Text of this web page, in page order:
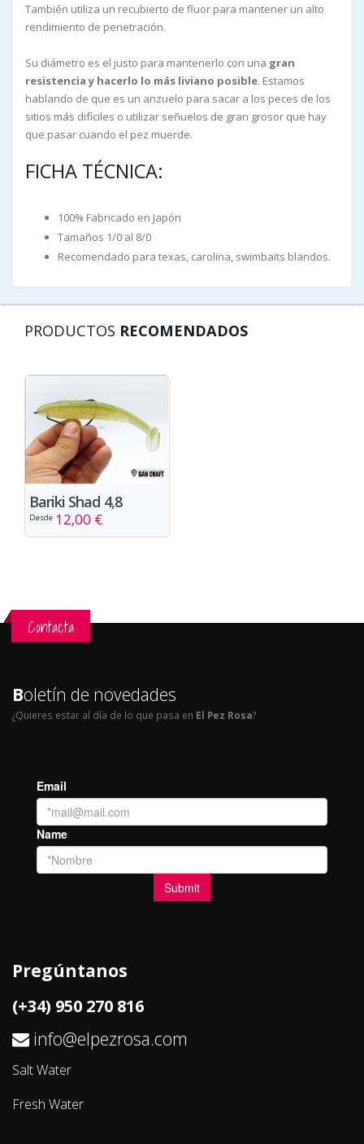
También utiliza un recubierto de fluor para mantener un alto
rendimiento de penetración.
Su diámetro es el justo para mantenerlo con una gran
resistencia y hacerlo lo más liviano posible. Estamos
hablando de que es un anzuelo para sacar a los peces de los
sitios más difíciles o utilizar señuelos de gran grosor que hay
que pasar cuando el pez muerde.
FICHA TÉCNICA:
100% Fabricado en Japón
Tamaños 1/0 al 8/0
Recomendado para texas, carolina, swimbaits blandos.
PRODUCTOS RECOMENDADOS
Bariki Shad 4,8
Desde 12,00 €
Contacta
Boletín de novedades
¿Quieres estar al día de lo que pasa en El Pez Rosa?
Pregúntanos
(+34) 950 270 816
info@elpezrosa.com
Salt Water
Fresh Water